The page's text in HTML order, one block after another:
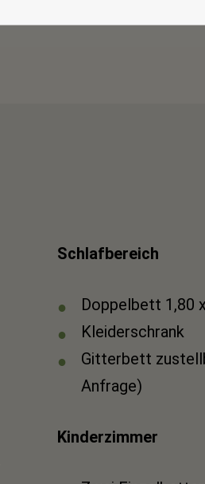
Schlafbereich
Doppelbett 1,80
Kleiderschrank
Gitterbett
Anfrage)
Kinderzimmer